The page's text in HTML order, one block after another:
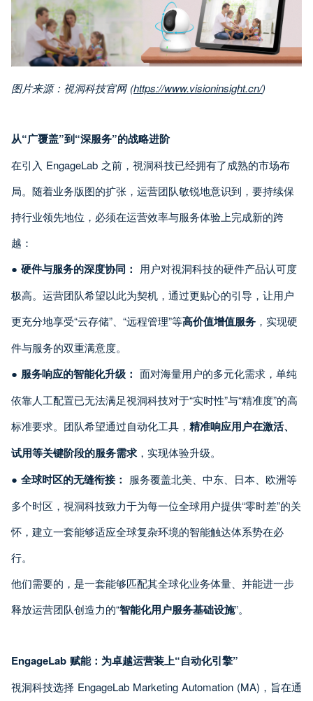
图片来源：視洞科技官网 (https://www.visioninsight.cn/)
从“广覆盖”到“深服务”的战略进阶
在引入 EngageLab 之前，視洞科技已经拥有了成熟的市场布
局。随着业务版图的扩张，运营团队敏锐地意识到，要持续保
持行业领先地位，必须在运营效率与服务体验上完成新的跨
越：
● 硬件与服务的深度协同：
用户对視洞科技的硬件产品认可度
极高。运营团队希望以此为契机，通过更贴心的引导，让用户
更充分地享受“云存储”、“远程管理”等高价值增值服务 ，实现硬
件与服务的双重满意度。
● 服务响应的智能化升级： 面对海量用户的多元化需求，单纯
依靠人工配置已无法满足視洞科技对于“实时性”与“精准度”的高
标准要求。团队希望通过自动化工具， 精准响应用户在激活、
试用等关键阶段的服务需求 ，实现体验升级。
● 全球时区的无缝衔接：
服务覆盖北美、中东、日本、欧洲等
多个时区，視洞科技致力于为每一位全球用户提供“零时差”的关
怀，建立一套能够适应全球复杂环境的智能触达体系势在必
行。
他们需要的，是一套能够匹配其全球化业务体量、并能进一步
释放运营团队创造力的“智能化用户服务基础设施”。
EngageLab 赋能：为卓越运营装上“自动化引擎”
視洞科技选择 EngageLab Marketing Automation (MA)，旨在通